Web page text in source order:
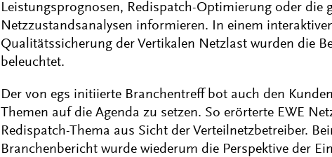
Leistungsprognosen, Redispatch-Optimierung oder die
Netzzustandsanalysen informieren. In einem
Qualitätssicherung der Vertikalen Netzlast wurden die
beleuchtet.
Der von egs initiierte Branchentreff bot auch den
Themen auf die Agenda zu setzen. So erörterte EWE
Redispatch-Thema aus Sicht der Verteilnetzbetreiber.
Branchenbericht wurde wiederum die Perspektive der